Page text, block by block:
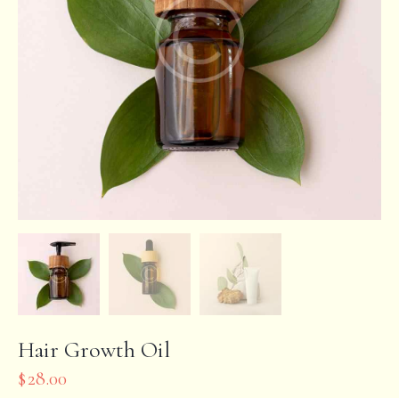
Hair Growth Oil
$28.00